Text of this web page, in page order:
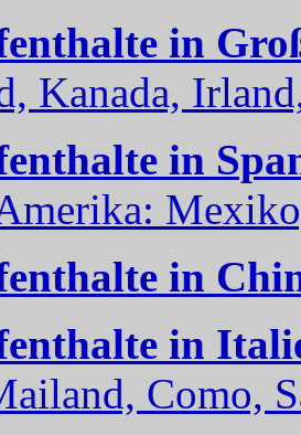
in
Kanada,
in
in
in
Como,